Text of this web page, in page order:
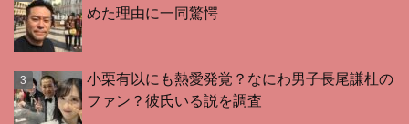
めた理由に一同驚愕
小栗有以にも熱愛発覚？なにわ男子長尾謙杜の
ファン？彼氏いる説を調査